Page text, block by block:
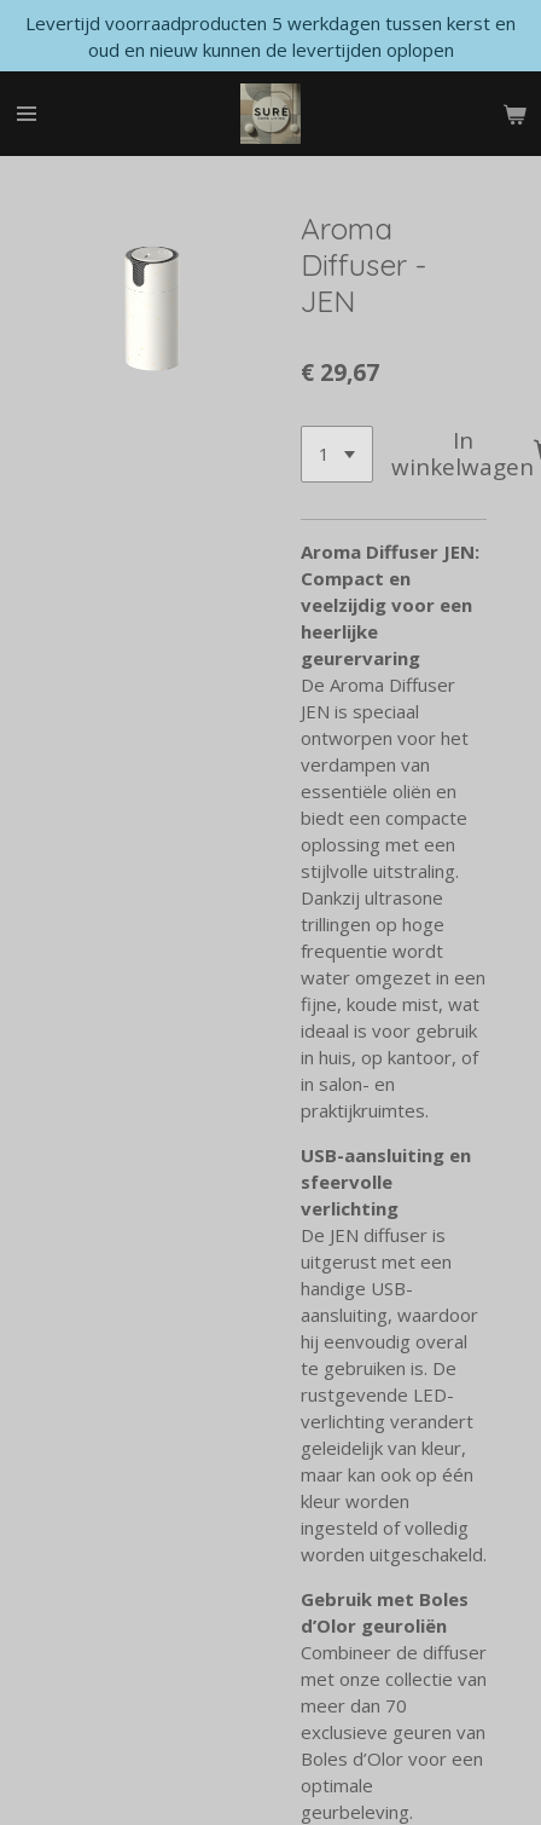
Ga
naar
de
Levertijd voorraadproducten 5 werkdagen tussen kerst en
oud en nieuw kunnen de levertijden oplopen
Aroma
Diffuser -
JEN
€ 29,67
In
winkelwagen
Aroma Diffuser JEN:
Compact en
veelzijdig voor een
heerlijke
geurervaring
De Aroma Diffuser
JEN is speciaal
ontworpen voor het
verdampen van
essentiële oliën en
biedt een compacte
oplossing met een
stijlvolle uitstraling.
Dankzij ultrasone
trillingen op hoge
frequentie wordt
water omgezet in een
fijne, koude mist, wat
ideaal is voor gebruik
in huis, op kantoor, of
in salon- en
praktijkruimtes.
USB-aansluiting en
sfeervolle
verlichting
De JEN diffuser is
uitgerust met een
handige USB-
aansluiting, waardoor
hij eenvoudig overal
te gebruiken is. De
rustgevende LED-
verlichting verandert
geleidelijk van kleur,
maar kan ook op één
kleur worden
ingesteld of volledig
worden uitgeschakeld.
Gebruik met Boles
d’Olor geuroliën
Combineer de diffuser
met onze collectie van
meer dan 70
exclusieve geuren van
Boles d’Olor voor een
optimale
geurbeleving.